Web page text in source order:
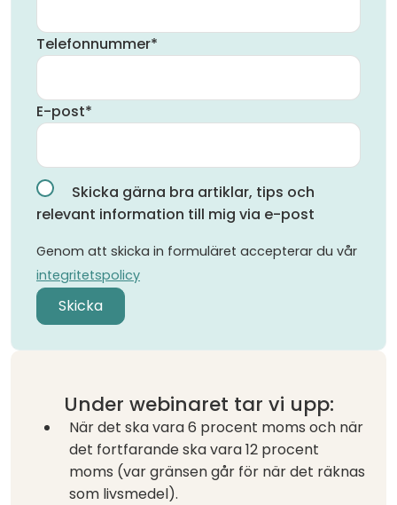
Telefonnummer*
E-post*
Skicka gärna bra artiklar, tips och
relevant information till mig via e-post
Genom att skicka in formuläret accepterar du vår
integritetspolicy
Under webinaret tar vi upp:
När det ska vara 6 procent moms och när
det fortfarande ska vara 12 procent
moms (var gränsen går för när det räknas
som livsmedel).